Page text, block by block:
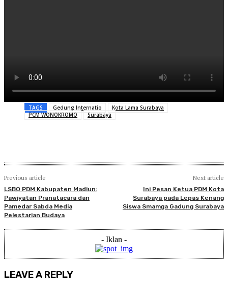
TAGS Gedung Internatio
Kota Lama Surabaya
PCM WONOKROMO
Surabaya
Previous article
LSBO PDM Kabupaten Madiun:
Pawiyatan Pranatacara dan
Pamedar Sabda Media
Pelestarian Budaya
Next article
Ini Pesan Ketua PDM Kota
Surabaya pada Lepas Kenang
Siswa Smamga Gadung Surabaya
- Iklan -
LEAVE A REPLY